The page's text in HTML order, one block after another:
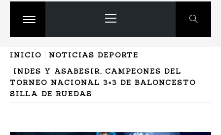
Cambiar
principal
INICIO
NOTICIAS DEPORTE
INDES Y ASABESIR, CAMPEONES DEL
TORNEO NACIONAL 3×3 DE BALONCESTO
SILLA DE RUEDAS